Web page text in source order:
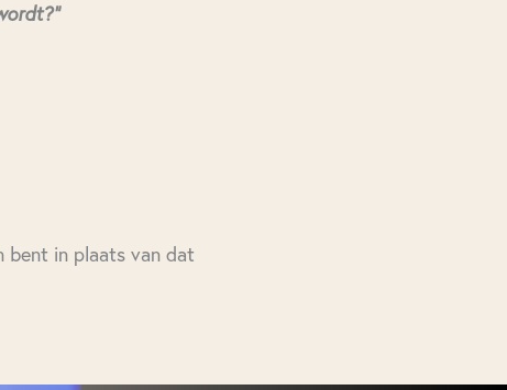
bent in plaats van dat